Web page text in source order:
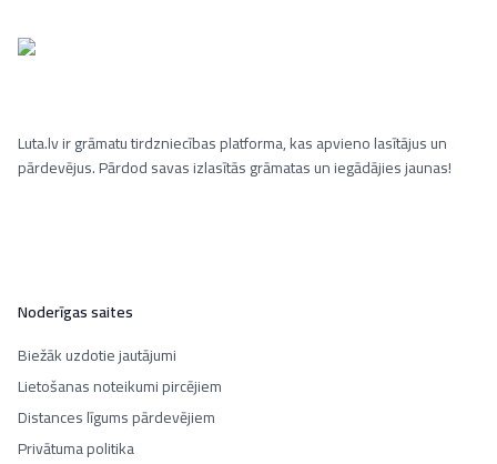
Luta.lv ir grāmatu tirdzniecības platforma, kas apvieno lasītājus un
pārdevējus. Pārdod savas izlasītās grāmatas un iegādājies jaunas!
Noderīgas saites
Biežāk uzdotie jautājumi
Lietošanas noteikumi pircējiem
Distances līgums pārdevējiem
Privātuma politika